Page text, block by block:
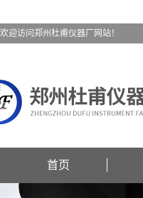
欢迎访问郑州杜甫仪器厂网站！
首页